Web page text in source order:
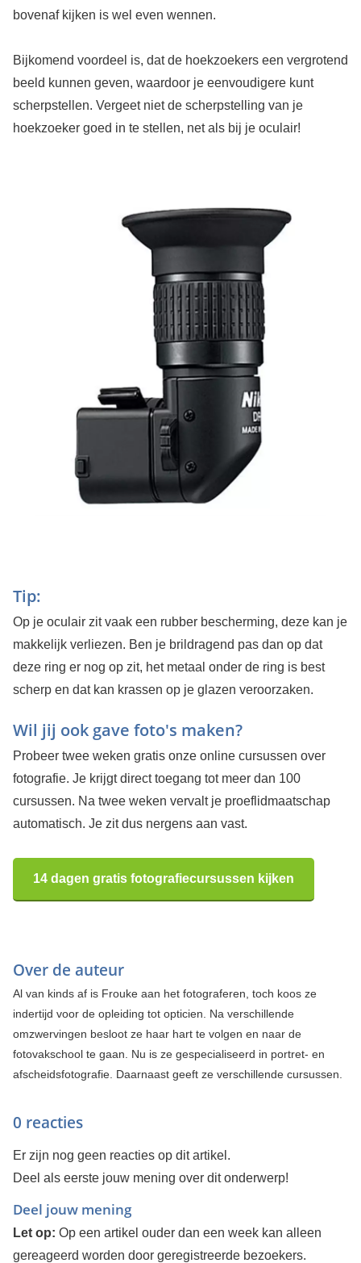
bovenaf kijken is wel even wennen.
Bijkomend voordeel is, dat de hoekzoekers een vergrotend
beeld kunnen geven, waardoor je eenvoudigere kunt
scherpstellen. Vergeet niet de scherpstelling van je
hoekzoeker goed in te stellen, net als bij je oculair!
Tip:
Op je oculair zit vaak een rubber bescherming, deze kan je
makkelijk verliezen. Ben je brildragend pas dan op dat
deze ring er nog op zit, het metaal onder de ring is best
scherp en dat kan krassen op je glazen veroorzaken.
Wil jij ook gave foto's maken?
Probeer twee weken gratis onze online cursussen over
fotografie. Je krijgt direct toegang tot meer dan 100
cursussen. Na twee weken vervalt je proeflidmaatschap
automatisch. Je zit dus nergens aan vast.
14 dagen gratis fotografiecursussen kijken
Over de auteur
Al van kinds af is Frouke aan het fotograferen, toch koos ze
indertijd voor de opleiding tot opticien. Na verschillende
omzwervingen besloot ze haar hart te volgen en naar de
fotovakschool te gaan. Nu is ze gespecialiseerd in portret- en
afscheidsfotografie. Daarnaast geeft ze verschillende cursussen.
0 reacties
Er zijn nog geen reacties op dit artikel.
Deel als eerste jouw mening over dit onderwerp!
Deel jouw mening
Let op: Op een artikel ouder dan een week kan alleen
gereageerd worden door geregistreerde bezoekers.